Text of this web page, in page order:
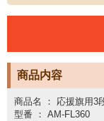
商品内容
商品名 ： 応援旗用3
型番 ： AM-FL360